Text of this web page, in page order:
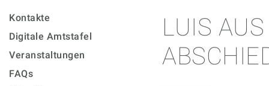
Kontakte
Digitale Amtstafel
Veranstaltungen
FAQs
LUIS